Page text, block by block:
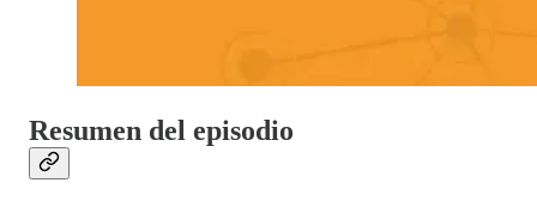
Resumen del episodio